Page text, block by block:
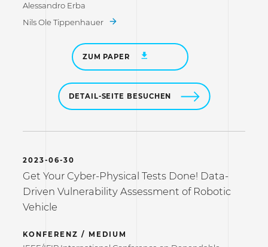
Alessandro Erba
Nils Ole Tippenhauer
ZUM PAPER
DETAIL-SEITE BESUCHEN
2023-06-30
Get Your Cyber-Physical Tests Done! Data-
Driven Vulnerability Assessment of Robotic
Vehicle
KONFERENZ / MEDIUM